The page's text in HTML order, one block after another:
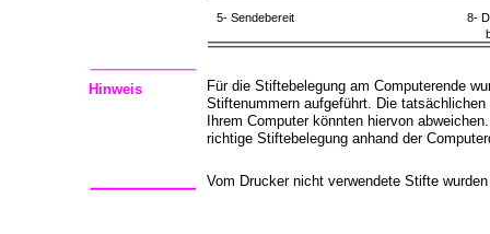
Hinweis
Für die Stiftebelegung am Computerende
Stiftenummern aufgeführt. Die
Ihrem Computer könnten hiervon
richtige Stiftebelegung anhand der
Vom Drucker nicht verwendete Stifte
5- Sendebereit
8-